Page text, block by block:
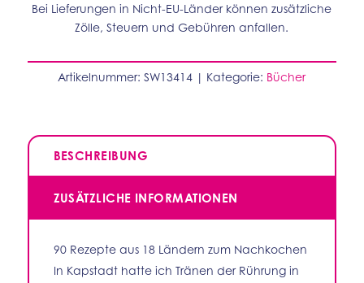
Bei Lieferungen in Nicht-EU-Länder können zusätzliche
Zölle, Steuern und Gebühren anfallen.
Artikelnummer:SW13414 Kategorie: Bücher
BESCHREIBUNG
ZUSÄTZLICHE INFORMATIONEN
90 Rezepte aus 18 Ländern zum Nachkochen
In Kapstadt hatte ich Tränen der Rührung in